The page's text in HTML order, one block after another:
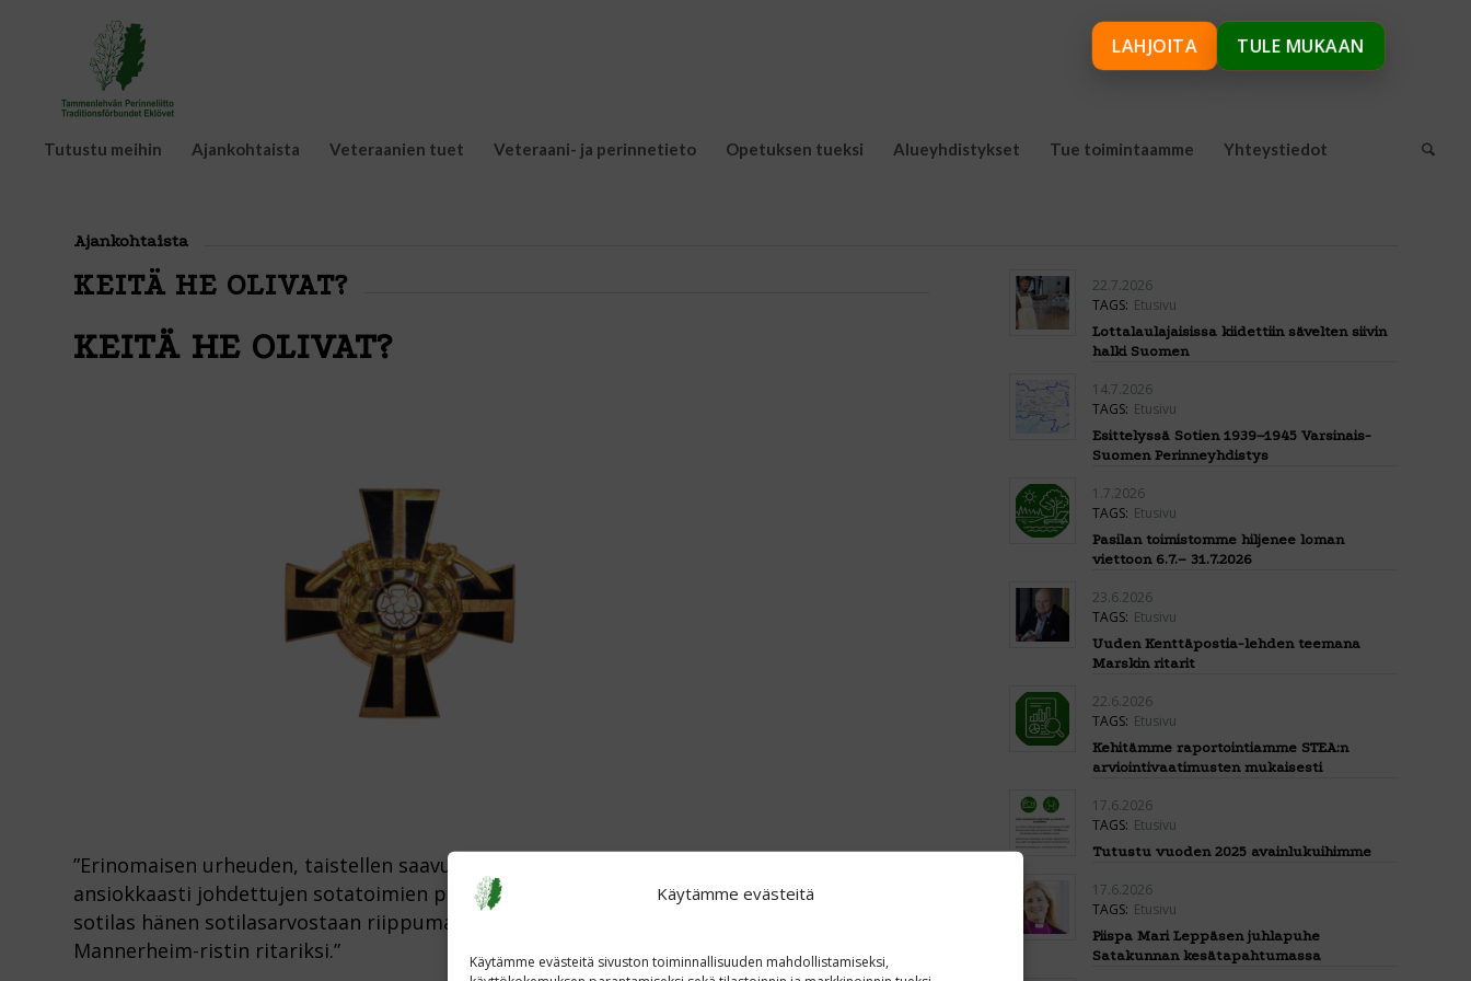
Käytämme evästeitä
Käytämme evästeitä sivuston toiminnallisuuden mahdollistamiseksi,
Tutustu meihin Ajankohtaista Veteraanien tuet Veteraani- ja perinnetieto Opetuksen tueksi Alueyhdistykset Tue toimintaamme Yhteystiedot
Ajankohtaista
KEITÄ HE OLIVAT?
KEITÄ HE OLIVAT?
”Erinomaisen urheuden, taistellen saavutettujen erittäin tärkeiden tulosten tai erikoisen
ansiokkaasti johdettujen sotatoimien palkitsemiseksi voidaan Suomen puolustusvoimain
sotilas hänen sotilasarvostaan riippumatta nimittää Vapaudenristin 1. tai 2. luokan
Mannerheim-ristin ritariksi.”
22.7.2026
TAGS: Etusivu
Lottalaulajaisissa kiidettiin sävelten siivin
halki Suomen
14.7.2026
TAGS: Etusivu
Esittelyssä Sotien 1939–1945 Varsinais-
Suomen Perinneyhdistys
1.7.2026
TAGS: Etusivu
Pasilan toimistomme hiljenee loman
viettoon 6.7.– 31.7.2026
23.6.2026
TAGS: Etusivu
Uuden Kenttäpostia-lehden teemana
Marskin ritarit
22.6.2026
TAGS: Etusivu
Kehitämme raportointiamme STEA:n
arviointivaatimusten mukaisesti
17.6.2026
TAGS: Etusivu
Tutustu vuoden 2025 avainlukuihimme
17.6.2026
TAGS: Etusivu
Piispa Mari Leppäsen juhlapuhe
Satakunnan kesätapahtumassa
LAHJOITA TULE MUKAAN